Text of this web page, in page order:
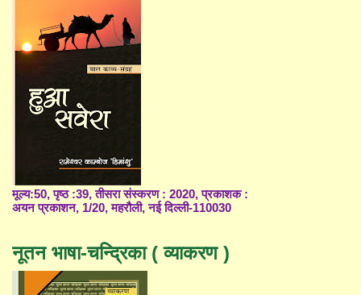
मूल्य:50, पृष्ठ :39, तीसरा संस्करण : 2020, प्रकाशक :
अयन प्रकाशन, 1/20, महरौली, नई दिल्ली-110030
नूतन भाषा-चन्द्रिका ( व्याकरण )